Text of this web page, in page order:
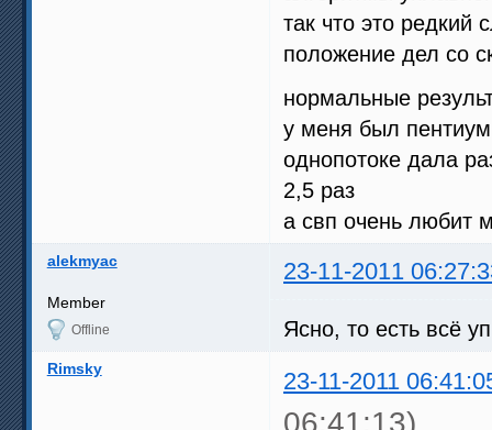
так что это редкий
положение дел со
нормальные
у меня был
однопотоке дала
2,5 раз
а свп очень любит
alekmyac 23-11-2011
Member
Offline Ясно, то есть всё
Rimsky 23-11-2011
06:41:13)